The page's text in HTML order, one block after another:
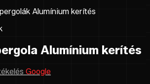
Alumínium kerítés
Google